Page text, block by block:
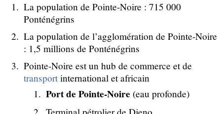
La population de Pointe-Noire : 715 000
Ponténégrins
La population de l’agglomération de Pointe-Noire
: 1,5 millions de Ponténégrins
Pointe-Noire est un hub de commerce et de
transportinternational et africain
Port de Pointe-Noire (eau profonde)